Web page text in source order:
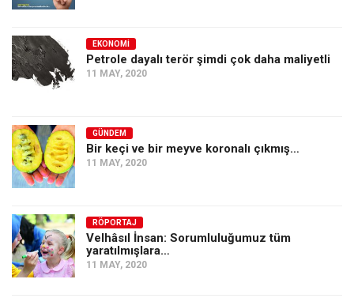
EKONOMI
Petrole dayalı terör şimdi çok daha maliyetli
11 MAY, 2020
GÜNDEM
Bir keçi ve bir meyve koronalı çıkmış…
11 MAY, 2020
RÖPORTAJ
Velhâsıl İnsan: Sorumluluğumuz tüm
yaratılmışlara…
11 MAY, 2020